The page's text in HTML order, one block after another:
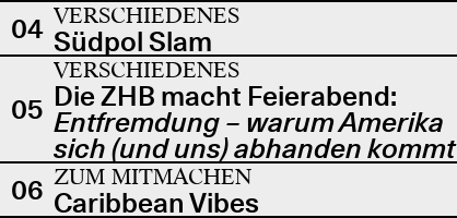
04 VERSCHIEDENES
Südpol Slam
05
VERSCHIEDENES
Die ZHB macht Feierabend:
Entfremdung – warum Amerika
sich (und uns) abhanden kommt
06 ZUM MITMACHEN
Caribbean Vibes